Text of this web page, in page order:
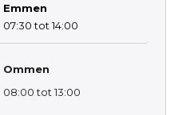
Emmen
07:30 tot 14:00
Ommen
08:00 tot 13:00